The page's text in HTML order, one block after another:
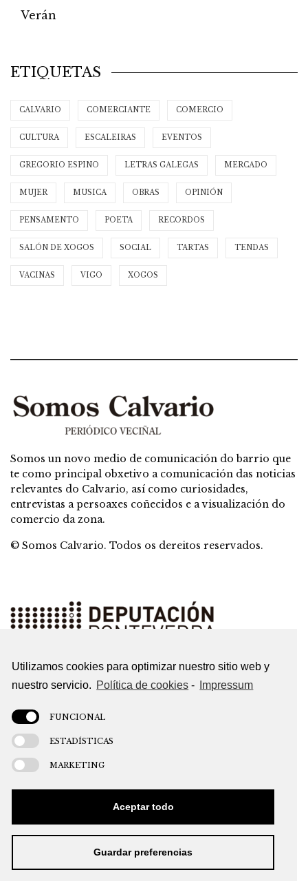
Utilizamos cookies para optimizar nuestro sitio web y
nuestro servicio. Política de cookies - Impressum
FUNCIONAL
ESTADÍSTICAS
MARKETING
Aceptar todo
Guardar preferencias
Verán
ETIQUETAS
CALVARIO COMERCIANTE COMERCIO
CULTURA ESCALEIRAS EVENTOS
GREGORIO ESPINO LETRAS GALEGAS MERCADO
MUJER MUSICA OBRAS OPINIÓN
PENSAMENTO POETA RECORDOS
SALÓN DE XOGOS SOCIAL TARTAS TENDAS
VACINAS VIGO XOGOS
Somos un novo medio de comunicación do barrio que
te como principal obxetivo a comunicación das noticias
relevantes do Calvario, así como curiosidades,
entrevistas a persoaxes coñecidos e a visualización do
comercio da zona.
© Somos Calvario. Todos os dereitos reservados.
POLÍTICA DE PRIVACIDADE